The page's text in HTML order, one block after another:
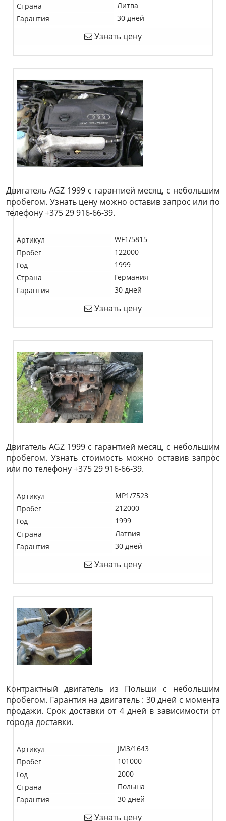
Страна
Литва
Гарантия
30 дней
Узнать цену
Двигатель AGZ 1999 с гарантией месяц, с небольшим
пробегом. Узнать цену можно оставив запрос или по
телефону +375 29 916-66-39.
Артикул
WF1/5815
Пробег
122000
Год
1999
Страна
Германия
Гарантия
30 дней
Узнать цену
Двигатель AGZ 1999 с гарантией месяц, с небольшим
пробегом. Узнать стоимость можно оставив запрос
или по телефону +375 29 916-66-39.
Артикул
MP1/7523
Пробег
212000
Год
1999
Страна
Латвия
Гарантия
30 дней
Узнать цену
Контрактный двигатель из Польши с небольшим
пробегом. Гарантия на двигатель : 30 дней с момента
продажи. Срок доставки от 4 дней в зависимости от
города доставки.
Артикул
JM3/1643
Пробег
101000
Год
2000
Страна
Польша
Гарантия
30 дней
Узнать цену